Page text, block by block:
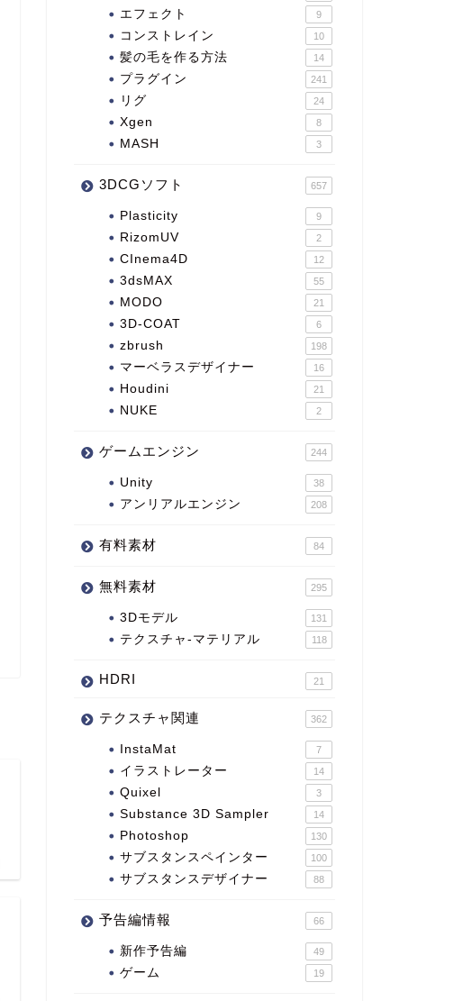
エフェクト 9
コンストレイン 10
髪の毛を作る方法 14
プラグイン 241
リグ 24
Xgen 8
MASH 3
3DCGソフト 657
Plasticity 9
RizomUV 2
CInema4D 12
3dsMAX 55
MODO 21
3D-COAT 6
zbrush 198
マーベラスデザイナー 16
Houdini 21
NUKE 2
ゲームエンジン 244
Unity 38
アンリアルエンジン 208
有料素材 84
無料素材 295
3Dモデル 131
テクスチャ-マテリアル 118
HDRI 21
テクスチャ関連 362
InstaMat 7
イラストレーター 14
Quixel 3
Substance 3D Sampler 14
Photoshop 130
サブスタンスペインター 100
サブスタンスデザイナー 88
予告編情報 66
新作予告編 49
ゲーム 19